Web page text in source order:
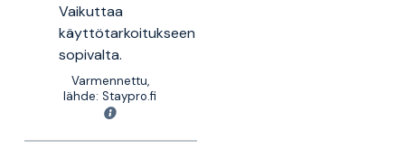
Vaikuttaa
käyttötarkoitukseen
sopivalta.
Varmennettu,
lähde: Staypro.fi